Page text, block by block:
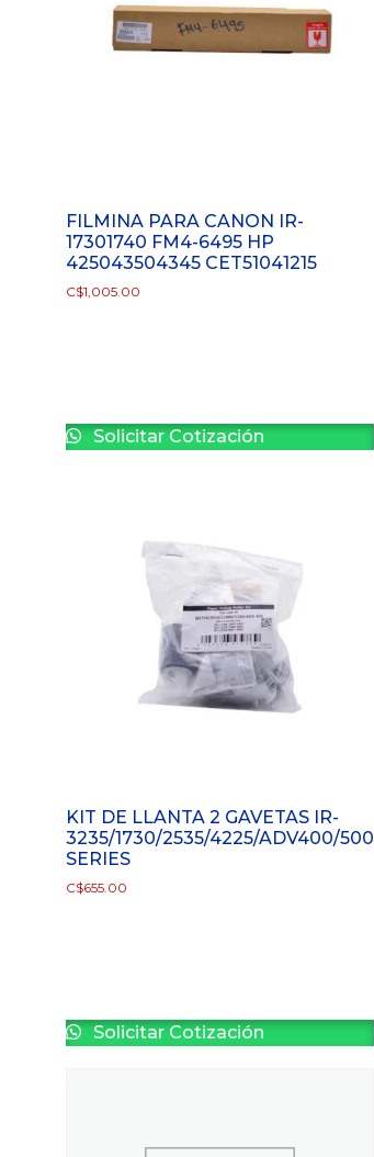
FILMINA PARA CANON IR-
17301740 FM4-6495 HP
425043504345 CET51041215
C$1,005.00
Solicitar Cotización
KIT DE LLANTA 2 GAVETAS IR-
3235/1730/2535/4225/ADV400/500
SERIES
C$655.00
Solicitar Cotización